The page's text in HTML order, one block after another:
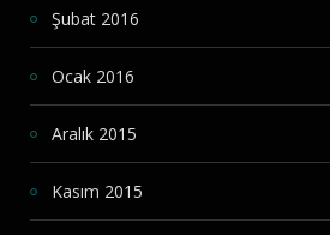
Şubat 2016
Ocak 2016
Aralık 2015
Kasım 2015